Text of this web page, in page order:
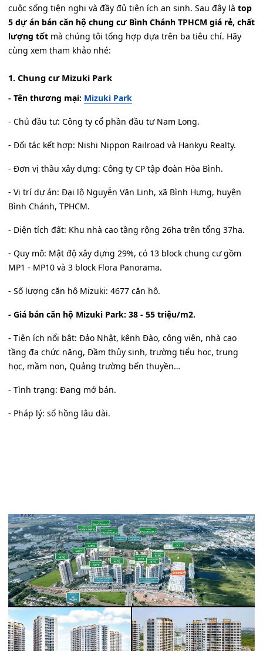
cuộc sống tiện nghi và đầy đủ tiện ích an sinh. Sau đây là top
5 dự án bán căn hộ chung cư Bình Chánh TPHCM giá rẻ, chất
lượng tốt mà chúng tôi tổng hợp dựa trên ba tiêu chí. Hãy
cùng xem tham khảo nhé:
1. Chung cư Mizuki Park
- Tên thương mại: Mizuki Park
- Chủ đầu tư: Công ty cổ phần đầu tư Nam Long.
- Đối tác kết hợp: Nishi Nippon Railroad và Hankyu Realty.
- Đơn vị thầu xây dựng: Công ty CP tập đoàn Hòa Bình.
- Vị trí dự án: Đại lộ Nguyễn Văn Linh, xã Bình Hưng, huyện
Bình Chánh, TPHCM.
- Diện tích đất: Khu nhà cao tầng rộng 26ha trên tổng 37ha.
- Quy mô: Mật độ xây dựng 29%, có 13 block chung cư gồm
MP1 - MP10 và 3 block Flora Panorama.
- Số lượng căn hộ Mizuki: 4677 căn hộ.
- Giá bán căn hộ Mizuki Park: 38 - 55 triệu/m2.
- Tiện ích nổi bật: Đảo Nhật, kênh Đào, công viên, nhà cao
tầng đa chức năng, Đầm thủy sinh, trường tiểu học, trung
học, mầm non, Quảng trường bến thuyền…
- Tình trạng: Đang mở bán.
- Pháp lý: sổ hồng lâu dài.